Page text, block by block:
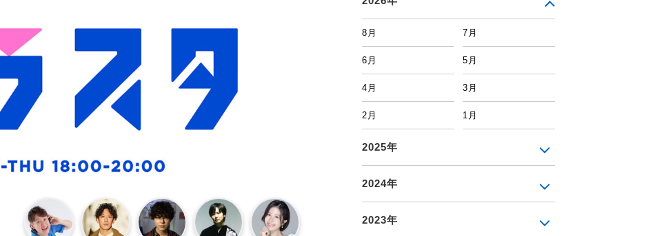
8月 7月
6月 5月
4月 3月
2月 1月
2025年
2024年
2023年